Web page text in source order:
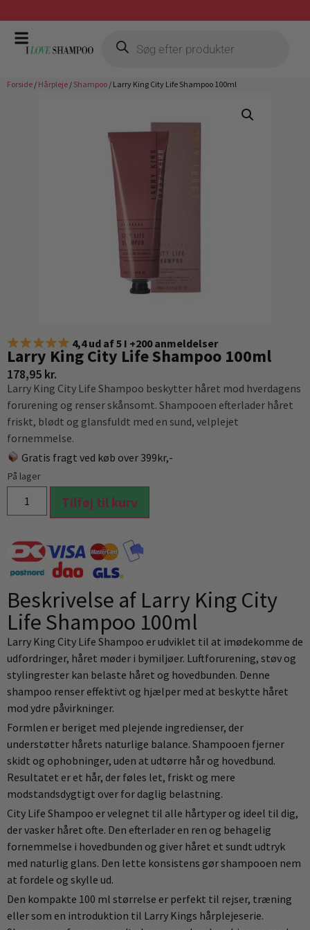
Prismatch mod billigste forhandler
Forside / Hårpleje / Shampoo / Larry King City Life Shampoo 100ml
4,4 ud af 5 I +200 anmeldelser
Larry King City Life Shampoo 100ml
178,95 kr.
Larry King City Life Shampoo beskytter håret mod hverdagens
forurening og renser skånsomt. Shampooen efterlader håret
friskt, blødt og glansfuldt med en sund, velplejet
fornemmelse.
Gratis fragt ved køb over 399kr,-
På lager
Tilføj til kurv
Beskrivelse af Larry King City
Life Shampoo 100ml
Larry King City Life Shampoo er udviklet til at imødekomme de
udfordringer, håret møder i bymiljøer. Luftforurening, støv og
stylingrester kan belaste håret og hovedbunden. Denne
shampoo renser effektivt og hjælper med at beskytte håret
mod ydre påvirkninger.
Formlen er beriget med plejende ingredienser, der
understøtter hårets naturlige balance. Shampooen fjerner
skidt og ophobninger, uden at udtørre hår og hovedbund.
Resultatet er et hår, der føles let, friskt og mere
modstandsdygtigt over for daglig belastning.
City Life Shampoo er velegnet til alle hårtyper og ideel til dig,
der vasker håret ofte. Den efterlader en ren og behagelig
fornemmelse i hovedbunden og giver håret et sundt udtryk
med naturlig glans. Den lette konsistens gør shampooen nem
at fordele og skylle ud.
Den kompakte 100 ml størrelse er perfekt til rejser, træning
eller som en introduktion til Larry Kings hårplejeserie.